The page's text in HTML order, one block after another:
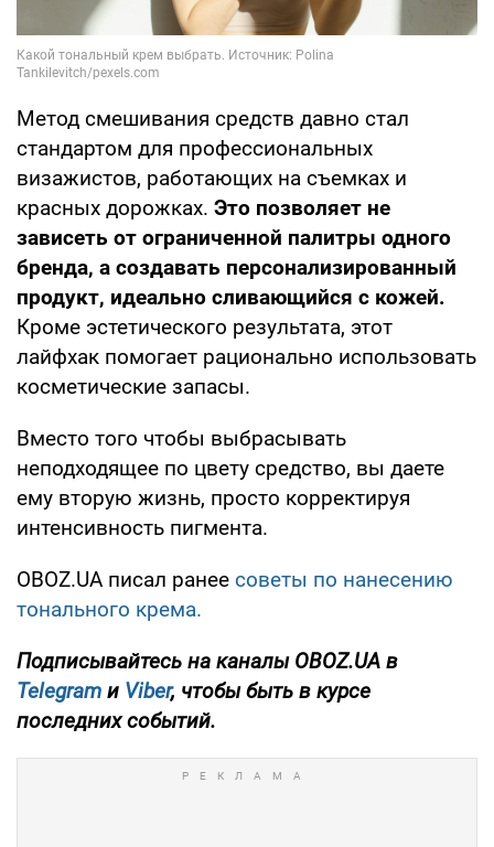
Метод смешивания средств давно стал
стандартом для профессиональных
визажистов, работающих на съемках и
красных дорожках. Это позволяет не
зависеть от ограниченной палитры одного
бренда, а создавать персонализированный
продукт, идеально сливающийся с кожей.
Кроме эстетического результата, этот
лайфхак помогает рационально использовать
косметические запасы.
Вместо того чтобы выбрасывать
неподходящее по цвету средство, вы даете
ему вторую жизнь, просто корректируя
интенсивность пигмента.
OBOZ.UA писал ранее советы по нанесению
тонального крема.
Подписывайтесь на каналы OBOZ.UA в
Telegram и Viber, чтобы быть в курсе
последних событий.